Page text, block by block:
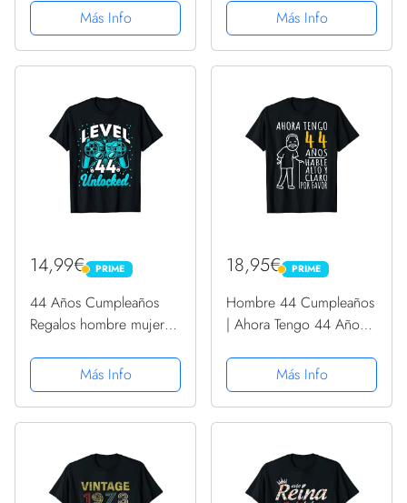
CamisetaMás Info
44 Cumpleaños
Camiseta Cuello V
Más Info
14,99€ PRIME
PRIME
44 Años Cumpleaños
Regalos hombre mujer
CamisetaMás Info
18,95€ PRIME
PRIME
Hombre 44 Cumpleaños
| Ahora Tengo 44 Años |
CamisetaMás Info